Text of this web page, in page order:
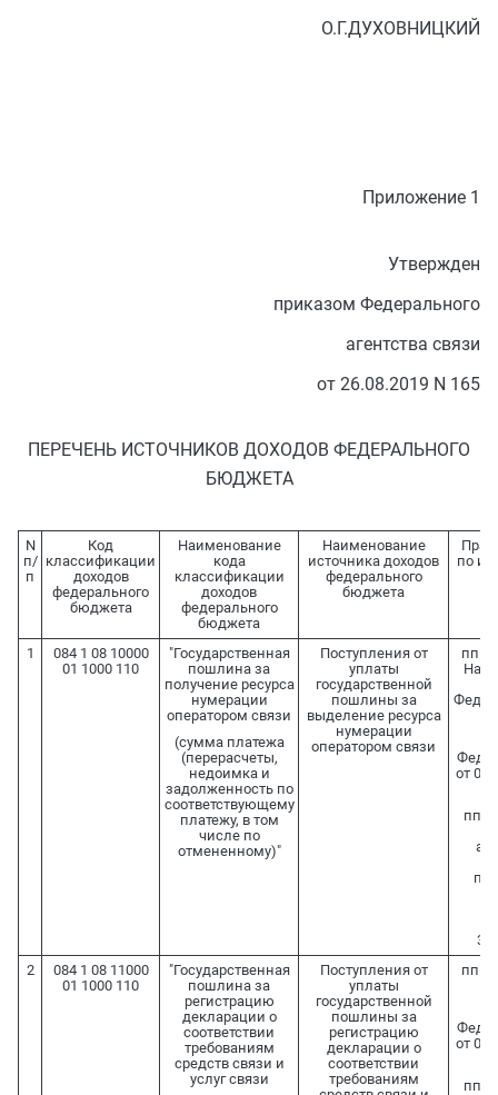
О.Г.ДУХОВНИЦКИЙ
Приложение 1
Утвержден
приказом Федерального
агентства связи
от 26.08.2019 N 165
ПЕРЕЧЕНЬ ИСТОЧНИКОВ ДОХОДОВ ФЕДЕРАЛЬНОГО
БЮДЖЕТА
N
п/
п
Код
классификации
доходов
федерального
бюджета
Наименование
кода
классификации
доходов
федерального
бюджета
Наименование
источника доходов
федерального
бюджета
по
1
084 1 08 10000
01 1000 110
"Государственная
пошлина за
получение ресурса
нумерации
оператором связи
(сумма платежа
(перерасчеты,
недоимка и
задолженность по
соответствующему
платежу, в том
числе по
отмененному)"
Поступления от
уплаты
государственной
пошлины за
выделение ресурса
нумерации
оператором связи
пп.
от
пп.
2
084 1 08 11000
01 1000 110
"Государственная
пошлина за
регистрацию
декларации о
соответствии
требованиям
средств связи и
услуг связи
Поступления от
уплаты
государственной
пошлины за
регистрацию
декларации о
соответствии
требованиям
пп.
от
пп.